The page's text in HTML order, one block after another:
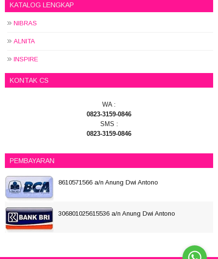
KATALOG LENGKAP
NIBRAS
ALNITA
INSPIRE
KONTAK CS
WA :
0823-3159-0846
SMS :
0823-3159-0846
PEMBAYARAN
8610571566 a/n Anung Dwi Antono
306801025615536 a/n Anung Dwi Antono